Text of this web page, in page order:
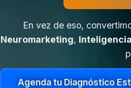
En vez de eso,
Neuromarketing,
Agenda tu Diagnóstico